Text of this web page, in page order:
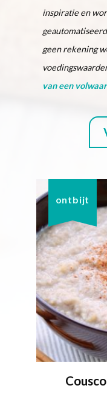
inspiratie en
geen rekening
van een
ontbijt